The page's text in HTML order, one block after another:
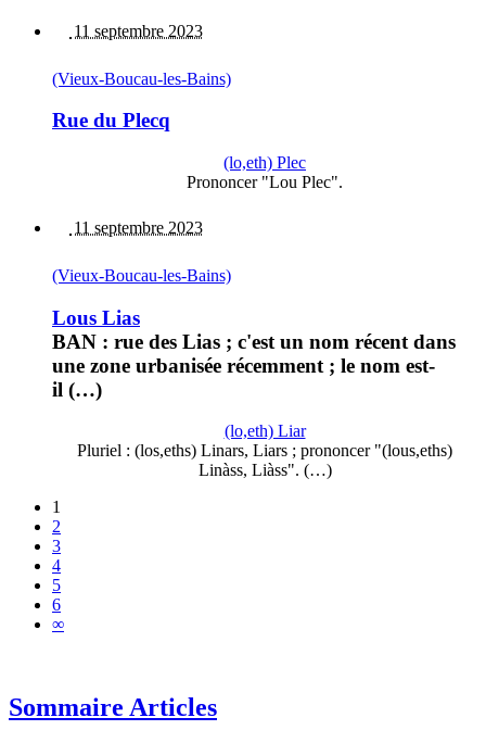
11 septembre 2023
(Vieux-Boucau-les-Bains)
Rue du Plecq
(lo,eth) Plec
Prononcer "Lou Plec".
11 septembre 2023
(Vieux-Boucau-les-Bains)
Lous Lias
BAN : rue des Lias ; c'est un nom récent dans
une zone urbanisée récemment ; le nom est-
il (…)
(lo,eth) Liar
Pluriel : (los,eths) Linars, Liars ; prononcer "(lous,eths)
Linàss, Liàss". (…)
1
2
3
4
5
6
∞
Sommaire Articles